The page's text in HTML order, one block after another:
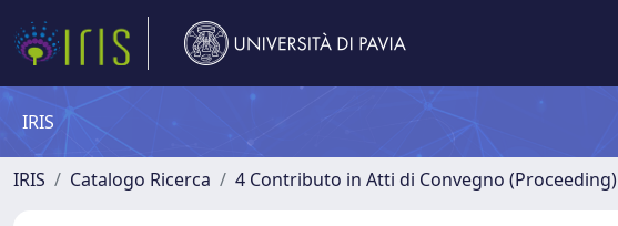
IRIS
IRIS Catalogo Ricerca 4 Contributo in Atti di Convegno (Proceeding)